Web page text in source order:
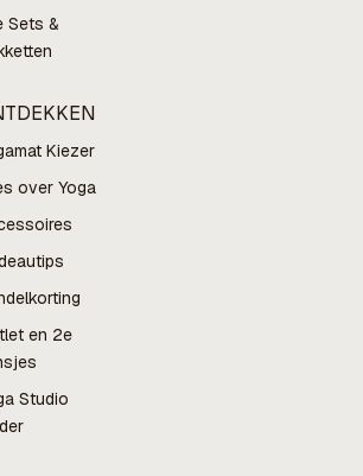
Sets &
Kiezer
over Yoga
en 2e
Studio